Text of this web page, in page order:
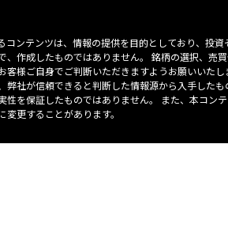
コンテンツは、情報の提供を目的としており、投資
、作成したものではありません。 銘柄の選択、売
客様ご自身でご判断いただきますようお願いいたし
弊社が信頼できると判断した情報源から入手したも
性を保証したものではありません。 また、本コン
更することがあります。